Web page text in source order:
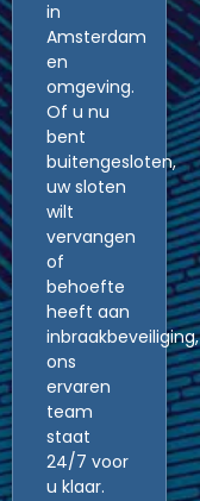
in
Amsterdam
en
omgeving.
Of u nu
bent
buitengesloten,
uw sloten
wilt
vervangen
of
behoefte
heeft aan
inbraakbeveiliging,
ons
ervaren
team
staat
24/7 voor
u klaar.